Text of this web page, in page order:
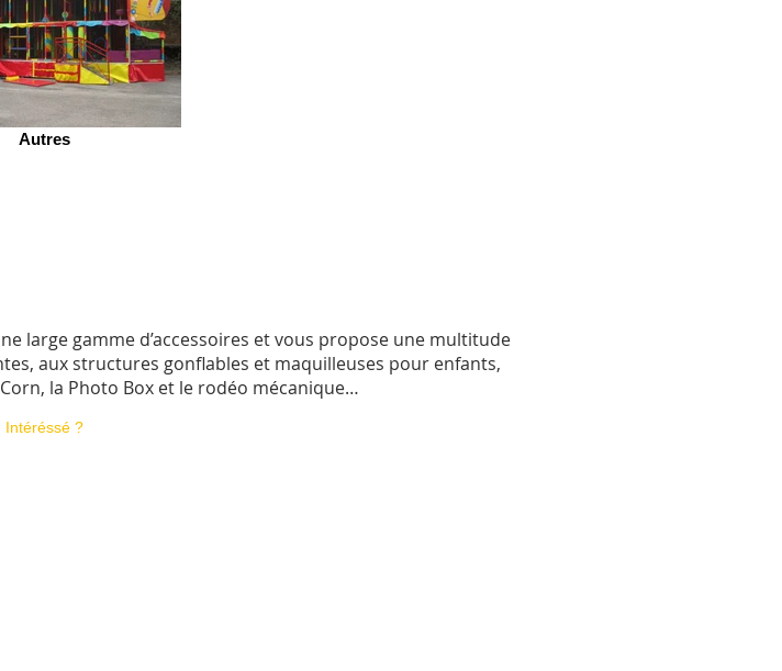
Autres
large gamme d’accessoires et vous propose une multitude
aux structures gonflables et maquilleuses pour enfants,
la Photo Box et le rodéo mécanique…
Intéréssé ?